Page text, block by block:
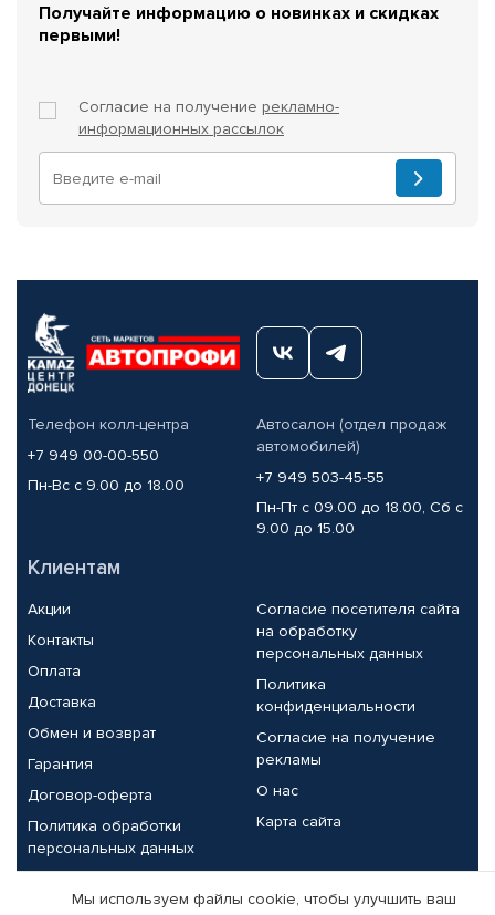
Получайте информацию о новинках и скидках
первыми!
Согласие на получение рекламно-
информационных рассылок
Телефон колл-центра
+7 949 00-00-550
Пн-Вс с 9.00 до 18.00
Автосалон (отдел продаж
автомобилей)
+7 949 503-45-55
Пн-Пт с 09.00 до 18.00, Сб с
9.00 до 15.00
Клиентам
Акции
Контакты
Оплата
Доставка
Обмен и возврат
Гарантия
Договор-оферта
Политика обработки
персональных данных
Согласие посетителя сайта
на обработку
персональных данных
Политика
конфиденциальности
Согласие на получение
рекламы
О нас
Карта сайта
Партнерам
Мы используем файлы cookie, чтобы улучшить ваш